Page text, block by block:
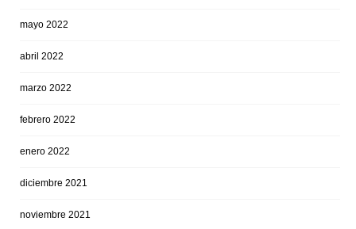
mayo 2022
abril 2022
marzo 2022
febrero 2022
enero 2022
diciembre 2021
noviembre 2021